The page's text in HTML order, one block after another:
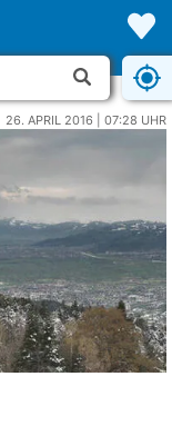
26. APRIL 2016 | 07:28 UHR